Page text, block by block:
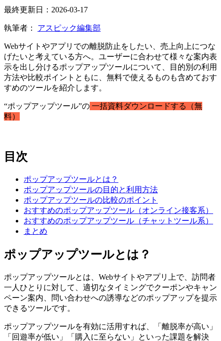
最終更新日：2026-03-17
執筆者： アスピック編集部
Webサイトやアプリでの離脱防止をしたい、売上向上につな
げたいと考えている方へ。ユーザーに合わせて様々な案内表
示を出し分けるポップアップツールについて、目的別の利用
方法や比較ポイントともに、無料で使えるものも含めておす
すめのツールを紹介します。
“ポップアップツール”の 一括資料ダウンロードする（無
料）
目次
ポップアップツールとは？
ポップアップツールの目的と利用方法
ポップアップツールの比較のポイント
おすすめのポップアップツール（オンライン接客系）
おすすめのポップアップツール（チャットツール系）
まとめ
ポップアップツールとは？
ポップアップツールとは、Webサイトやアプリ上で、訪問者
一人ひとりに対して、適切なタイミングでクーポンやキャン
ペーン案内、問い合わせへの誘導などのポップアップを提示
できるツールです。
ポップアップツールを有効に活用すれば、「離脱率が高い」
「回遊率が低い」「購入に至らない」といった課題を解決